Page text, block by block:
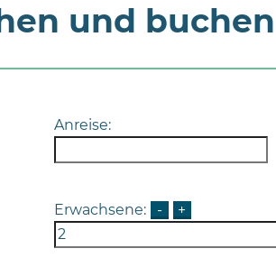
und buchen
Anreise:
Erwachsene: - +